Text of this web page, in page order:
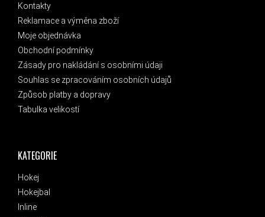
KATEGORIE
Hokej
Hokejbal
Inline
Kontakty
Reklamace a výměna zboží
Moje objednávka
Obchodní podmínky
Zásady pro nakládání s osobními údaji
Souhlas se zpracováním osobních údajů
Způsob platby a dopravy
Tabulka velikostí